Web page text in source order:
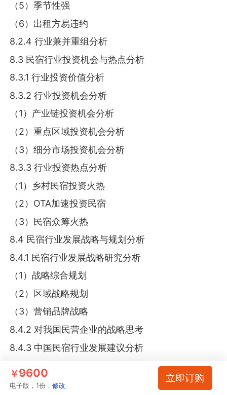
（5）季节性强
（6）出租方易违约
8.2.4 行业兼并重组分析
8.3 民宿行业投资机会与热点分析
8.3.1 行业投资价值分析
8.3.2 行业投资机会分析
（1）产业链投资机会分析
（2）重点区域投资机会分析
（3）细分市场投资机会分析
8.3.3 行业投资热点分析
（1）乡村民宿投资火热
（2）OTA加速投资民宿
（3）民宿众筹火热
8.4 民宿行业发展战略与规划分析
8.4.1 民宿行业发展战略研究分析
（1）战略综合规划
（2）区域战略规划
（3）营销品牌战略
8.4.2 对我国民营企业的战略思考
8.4.3 中国民宿行业发展建议分析
图表目录
￥9600
电子版，1份，修改
立即订购